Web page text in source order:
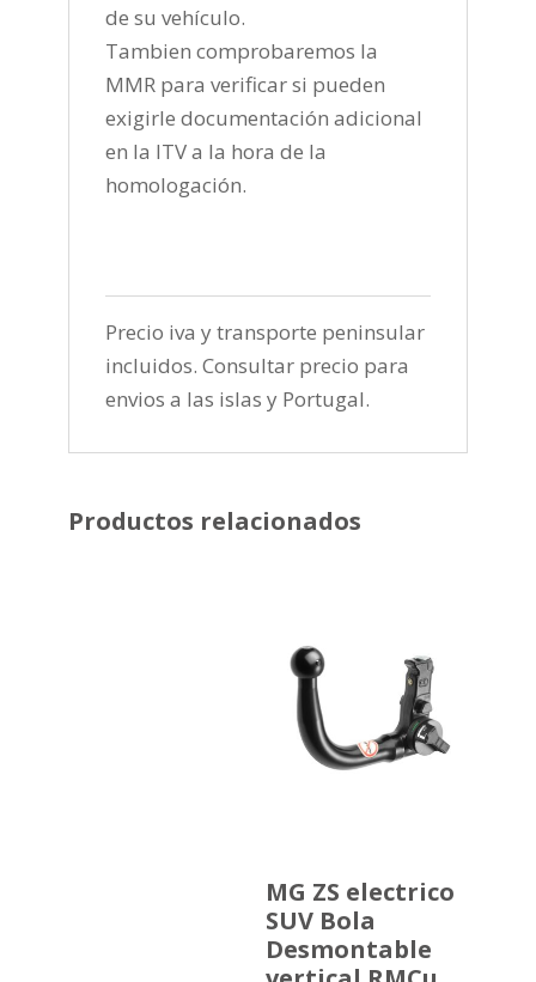
de su vehículo.
Tambien comprobaremos la
MMR para verificar si pueden
exigirle documentación adicional
en la ITV a la hora de la
homologación.
Precio iva y transporte peninsular
incluidos. Consultar precio para
envios a las islas y Portugal.
Productos relacionados
MG ZS electrico
SUV Bola
Desmontable